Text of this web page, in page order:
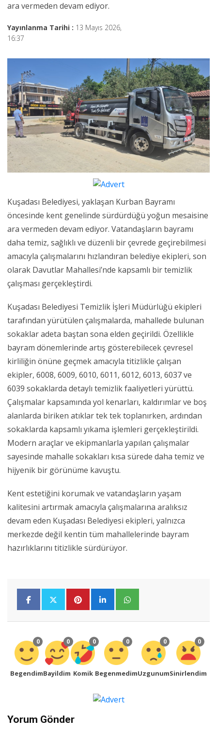
ara vermeden devam ediyor.
Yayınlanma Tarihi : 13 Mayıs 2026,
16:37
Kuşadası Belediyesi, yaklaşan Kurban Bayramı
öncesinde kent genelinde sürdürdüğü yoğun mesaisine
ara vermeden devam ediyor. Vatandaşların bayramı
daha temiz, sağlıklı ve düzenli bir çevrede geçirebilmesi
amacıyla çalışmalarını hızlandıran belediye ekipleri, son
olarak Davutlar Mahallesi’nde kapsamlı bir temizlik
çalışması gerçekleştirdi.
Kuşadası Belediyesi Temizlik İşleri Müdürlüğü ekipleri
tarafından yürütülen çalışmalarda, mahallede bulunan
sokaklar adeta baştan sona elden geçirildi. Özellikle
bayram dönemlerinde artış gösterebilecek çevresel
kirliliğin önüne geçmek amacıyla titizlikle çalışan
ekipler, 6008, 6009, 6010, 6011, 6012, 6013, 6037 ve
6039 sokaklarda detaylı temizlik faaliyetleri yürüttü.
Çalışmalar kapsamında yol kenarları, kaldırımlar ve boş
alanlarda biriken atıklar tek tek toplanırken, ardından
sokaklarda kapsamlı yıkama işlemleri gerçekleştirildi.
Modern araçlar ve ekipmanlarla yapılan çalışmalar
sayesinde mahalle sokakları kısa sürede daha temiz ve
hijyenik bir görünüme kavuştu.
Kent estetiğini korumak ve vatandaşların yaşam
kalitesini artırmak amacıyla çalışmalarına aralıksız
devam eden Kuşadası Belediyesi ekipleri, yalnızca
merkezde değil kentin tüm mahallelerinde bayram
hazırlıklarını titizlikle sürdürüyor.
0
Begendim
0
Bayildim
0
Komik
0
Begenmedim
0
Uzgunum
0
Sinirlendim
Yorum Gönder